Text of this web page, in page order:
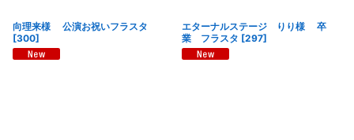
向理来様 公演お祝いフラスタ
[300]
エターナルステージ りり様 卒
業 フラスタ [297]